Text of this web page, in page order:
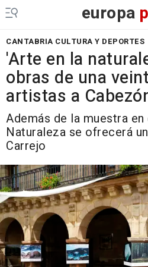
europa
CANTABRIA CULTURA Y DEPORTES
'Arte en la
obras de una
artistas a
Además de la muestra
Naturaleza se ofrecerá
Carrejo